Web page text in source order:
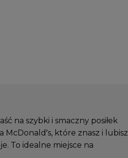
na szybki i smaczny posiłek
które znasz i lubisz
To idealne miejsce na